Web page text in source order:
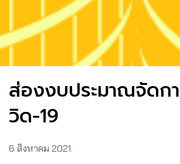
ส่องงบประมาณจัดก
วิด-19
6 สิงหาคม 2021